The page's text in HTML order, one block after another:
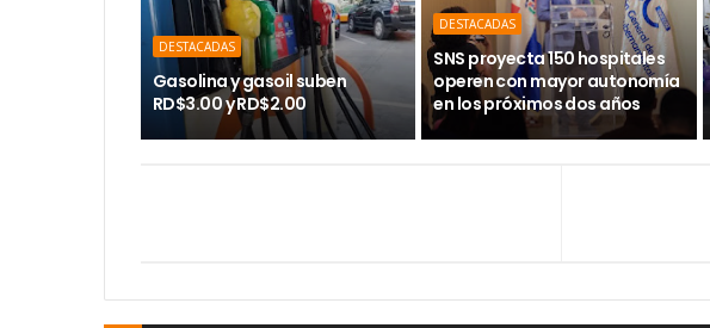
DESTACADAS
Gasolina y gasoil suben
RD$3.00 y RD$2.00
DESTACADAS
SNS proyecta 150 hospitales
operen con mayor autonomía
en los próximos dos años